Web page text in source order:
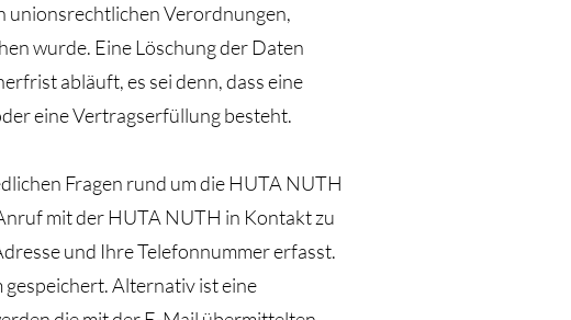
unionsrechtlichen Verordnungen,
wurde. Eine Löschung der Daten
abläuft, es sei denn, dass eine
eine Vertragserfüllung besteht.
Fragen rund um die HUTA NUTH
mit der HUTA NUTH in Kontakt zu
und Ihre Telefonnummer erfasst.
gespeichert. Alternativ ist eine